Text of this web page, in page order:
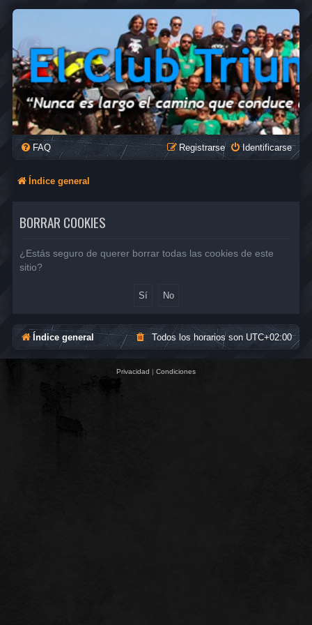
FAQ Identificarse
Registrarse
Índice general
BORRAR COOKIES
¿Estás seguro de querer borrar todas las cookies de este
sitio?
Índice general Todos los horarios sonUTC+02:00
Privacidad | Condiciones